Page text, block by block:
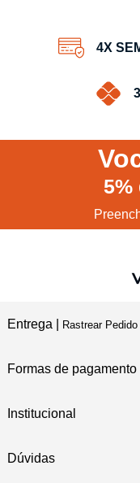
4X
5%
Entrega | Rastrear Pedido
Formas de pagamento
Institucional
Dúvidas